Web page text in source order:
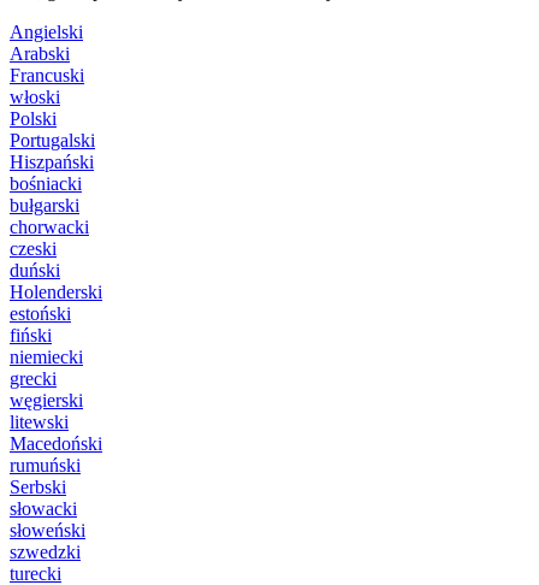
Angielski
Arabski
Francuski
włoski
Polski
Portugalski
Hiszpański
bośniacki
bułgarski
chorwacki
czeski
duński
Holenderski
estoński
fiński
niemiecki
grecki
węgierski
litewski
Macedoński
rumuński
Serbski
słowacki
słoweński
szwedzki
turecki